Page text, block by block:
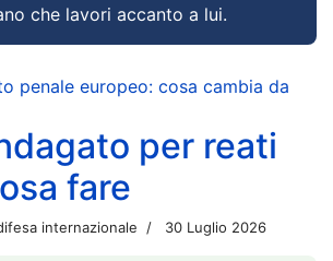
che lavori accanto a lui.
penale europeo: cosa cambia da
per reati
fare
internazionale 30 Luglio 2026